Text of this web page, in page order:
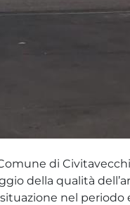
di
della qualità
nel